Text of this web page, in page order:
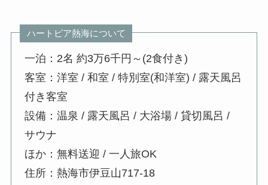
ハートピア熱海について
一泊：2名 約3万6千円～(2食付き)
客室：洋室 / 和室 / 特別室(和洋室) / 露天風呂
付き客室
設備：温泉 / 露天風呂 / 大浴場 / 貸切風呂 /
サウナ
ほか：無料送迎 / 一人旅OK
住所：熱海市伊豆山717-18